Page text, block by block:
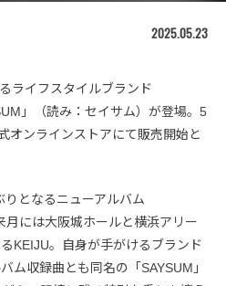
2025.05.23
ライフスタイルブランド
」（読み：セイサム）が登場。5
オンラインストアにて販売開始と
となるニューアルバム
月には大阪城ホールと横浜アリー
KEIJU。自身が手がけるブランド
ム収録曲とも同名の「SAYSUM」